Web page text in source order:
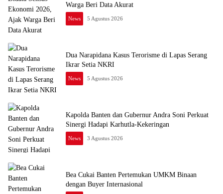
Warga Beri Data Akurat
News 5 Agustus 2026
Dua Narapidana Kasus Terorisme di Lapas Serang
Ikrar Setia NKRI
News 5 Agustus 2026
Kapolda Banten dan Gubernur Andra Soni Perkuat
Sinergi Hadapi Karhutla-Kekeringan
News 3 Agustus 2026
Bea Cukai Banten Pertemukan UMKM Binaan
dengan Buyer Internasional